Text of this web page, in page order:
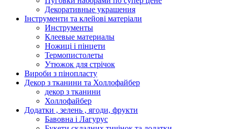
Декоративные украшения
Інструменти та клейові матеріали
Инструменты
Клеевые материалы
Ножиці і пінцети
Термопистолеты
Утюжок для стрічок
Вироби з пінопласту
Декор з тканини та Холлофайбер
декор з тканини
Холлофайбер
Додатки , зелень , ягоди, фрукти
Бавовна і Лагурус